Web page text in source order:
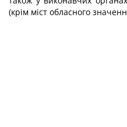
(крім міст обласного